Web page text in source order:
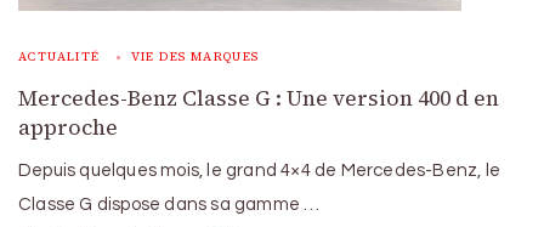
ACTUALITÉ VIE DES MARQUES
Mercedes-Benz Classe G : Une version 400 d en
approche
Depuis quelques mois, le grand 4×4 de Mercedes-Benz, le
Classe G dispose dans sa gamme …